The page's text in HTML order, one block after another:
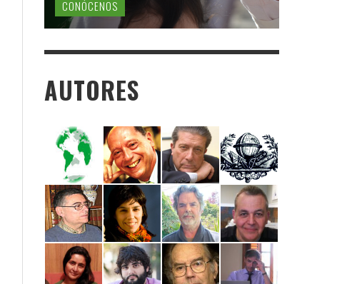
CONÓCENOS
AUTORES